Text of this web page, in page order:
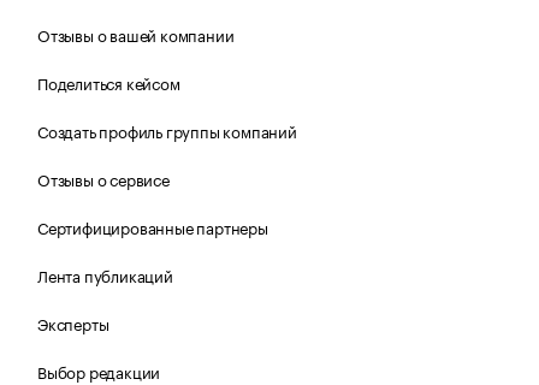
Отзывы о вашей компании
Поделиться кейсом
Создать профиль группы компаний
Отзывы о сервисе
Сертифицированные партнеры
Лента публикаций
Эксперты
Выбор редакции